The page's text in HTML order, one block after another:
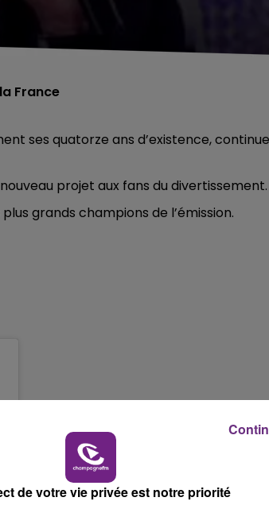
France
ses quatorze ans d’existence, continue
projet aux fans du divertissement.
grands champions de l’émission.
de votre vie privée est notre priorité